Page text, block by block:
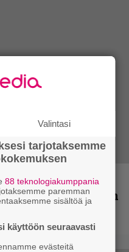
kuvina, osa 2:
Triptykon
Valintasi
tarjotaksemme
88 teknologiakumppania
paremman
sisältöä ja
käyttöön seuraavasti
evästeitä